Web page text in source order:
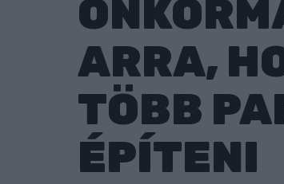
ARRA,
TÖBB
ÉPÍTENI